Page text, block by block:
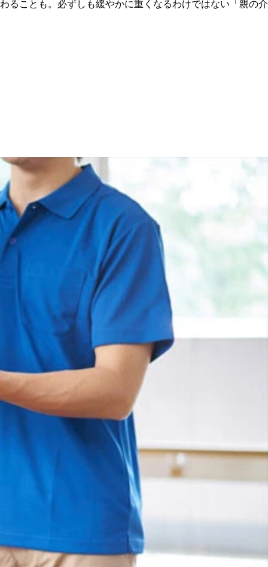
ることも。必ずしも緩やかに重くなるわけではない「親の介